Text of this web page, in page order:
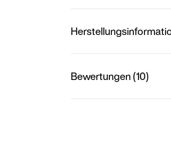
Bewertungen (10)